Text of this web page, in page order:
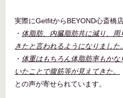
実際にGetfitからBEYOND心斎橋
・ 体脂肪、内臓脂肪共に減り、
きたと言われるようになりました。
・ 体重はもちろん体脂肪率もか
いたことで腹筋等が見えてきた。
との声が寄せられています。